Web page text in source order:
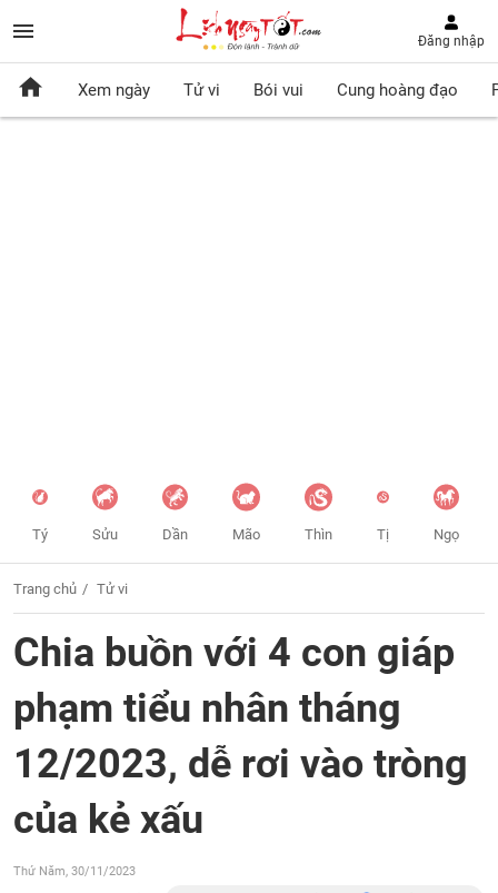
Đăng nhập
Xem ngày Tử vi Bói vui Cung hoàng đạo
Tý Sửu Dần Mão Thìn Tị Ngọ
Trang chủ Tử vi
Chia buồn với 4 con giáp
phạm tiểu nhân tháng
12/2023, dễ rơi vào tròng
của kẻ xấu
Thứ Năm, 30/11/2023